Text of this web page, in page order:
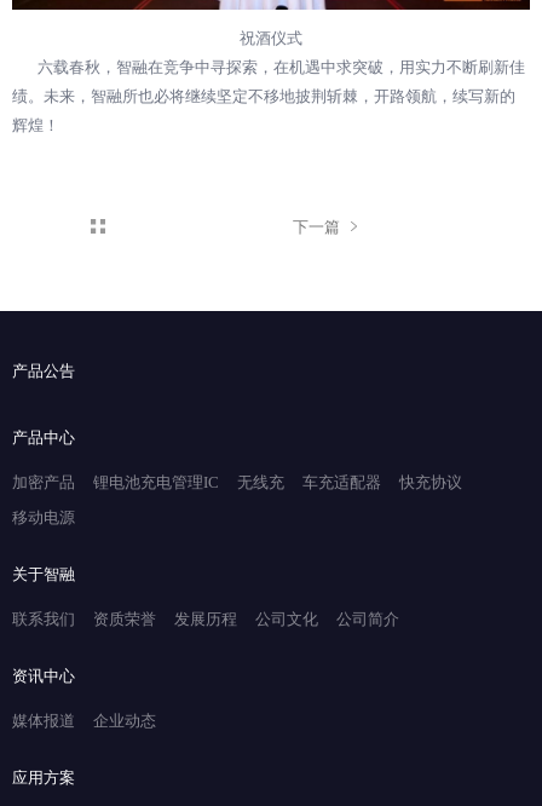
祝酒仪式
六载春秋，智融在竞争中寻探索，在机遇中求突破，用实力不断刷新佳
绩。未来，智融所也必将继续坚定不移地披荆斩棘，开路领航，续写新的
辉煌！
下一篇
产品公告
产品中心
加密产品 锂电池充电管理IC 无线充 车充适配器 快充协议
移动电源
关于智融
联系我们 资质荣誉 发展历程 公司文化 公司简介
资讯中心
媒体报道 企业动态
应用方案